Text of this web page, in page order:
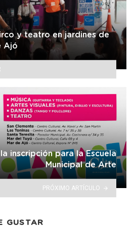
y teatro en jardines de
Ajó
inscripción para la Escuela
Municipal de Arte
PRÓXIMO ARTÍCULO
GUSTAR